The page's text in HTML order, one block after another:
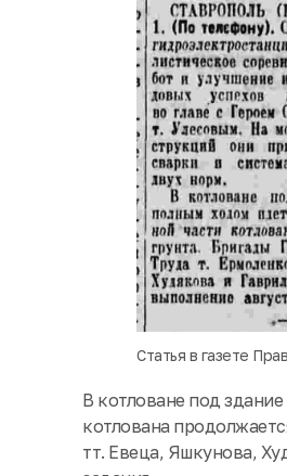
Статья в газете
В котловане под
котлована
тт. Евеца, Яшкунова,